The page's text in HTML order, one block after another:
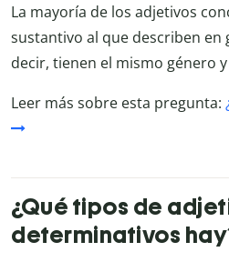
La mayoría de los adjetivos
sustantivo al que describen en
decir, tienen el mismo género
Leer más sobre esta pregunta:
¿Qué tipos de
determinativos